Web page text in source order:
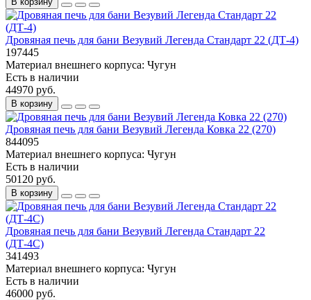
Дровяная печь для бани Везувий Легенда Стандарт 22 (ДТ-4)
197445
Материал внешнего корпуса: Чугун
Есть в наличии
44970 руб.
В корзину
Дровяная печь для бани Везувий Легенда Ковка 22 (270)
844095
Материал внешнего корпуса: Чугун
Есть в наличии
50120 руб.
В корзину
Дровяная печь для бани Везувий Легенда Стандарт 22
(ДТ-4С)
341493
Материал внешнего корпуса: Чугун
Есть в наличии
46000 руб.